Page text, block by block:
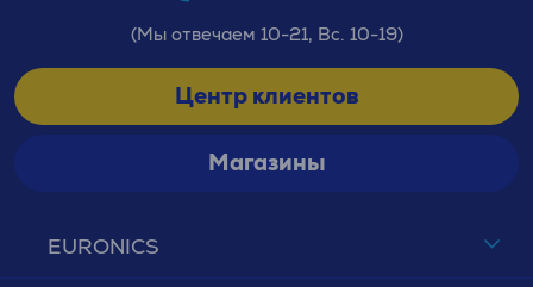
EURONICS
(Мы отвечаем 10-21, Вс. 10-19)
Центр клиентов
Магазины